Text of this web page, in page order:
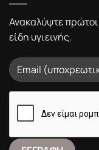
Ανακαλύψτε πρώτοι
είδη υγιεινής.